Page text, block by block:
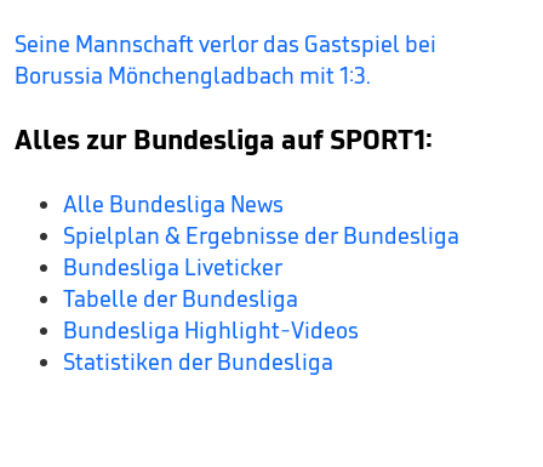
Seine Mannschaft verlor das Gastspiel bei
Borussia Mönchengladbach mit 1:3.
Alles zur Bundesliga auf SPORT1:
Alle Bundesliga News
Spielplan & Ergebnisse der Bundesliga
Bundesliga Liveticker
Tabelle der Bundesliga
Bundesliga Highlight-Videos
Statistiken der Bundesliga